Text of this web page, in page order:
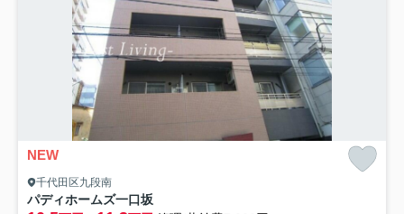
NEW
千代田区九段南
パディホームズ一口坂